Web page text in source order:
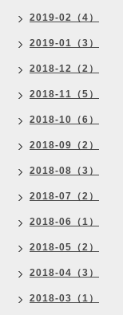
2019-02（4）
2019-01（3）
2018-12（2）
2018-11（5）
2018-10（6）
2018-09（2）
2018-08（3）
2018-07（2）
2018-06（1）
2018-05（2）
2018-04（3）
2018-03（1）